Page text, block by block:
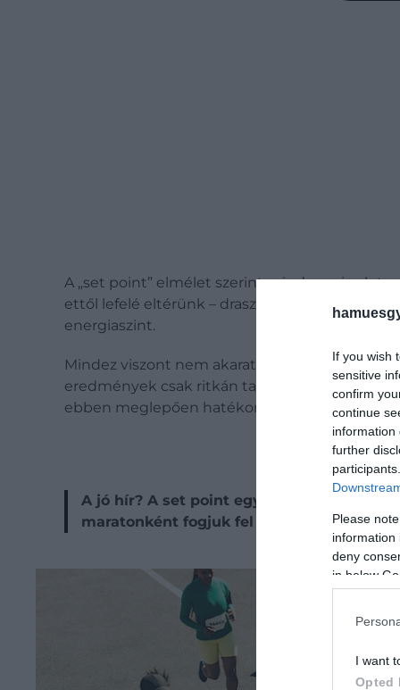
If you wish
sensitive
confirm
continue
information
further
Please
information
deny
in below
I want
Opted
A „set point” elmélet szerint mindannyiunk
ettől lefelé eltérünk – drasztikus diétával vagy
energiaszint.
Mindez viszont nem akaratunk
eredmények csak ritkán tartósak. A test
ebben meglepően hatékony.
A jó hír? A set point egyáltalán nincs
maratonként fogjuk fel a fogyást.